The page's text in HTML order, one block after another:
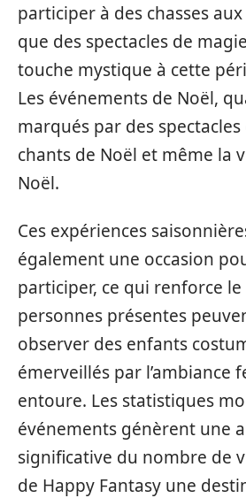
participer à des chasses
que des spectacles de
touche mystique à cette
Les événements de Noël,
marqués par des
chants de Noël et même la
Noël.
Ces expériences
également une occasion
participer, ce qui renforce
personnes présentes
observer des enfants
émerveillés par l’ambiance
entoure. Les statistiques
événements génèrent une
significative du nombre de
de Happy Fantasy une